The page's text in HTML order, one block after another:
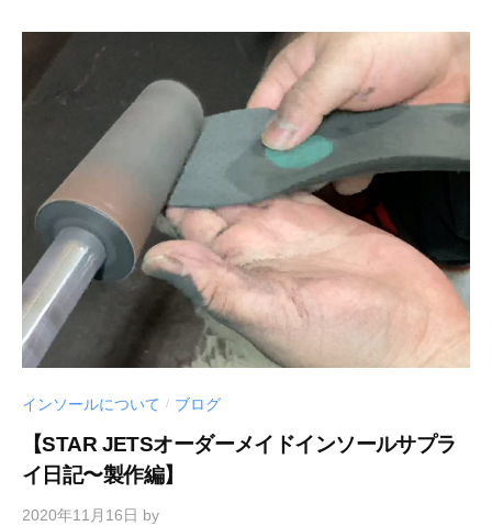
インソールについて / ブログ
【STAR JETSオーダーメイドインソールサプラ
イ日記〜製作編】
2020年11月16日 by